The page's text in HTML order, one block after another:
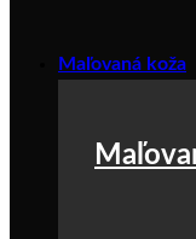
Maľovaná koža